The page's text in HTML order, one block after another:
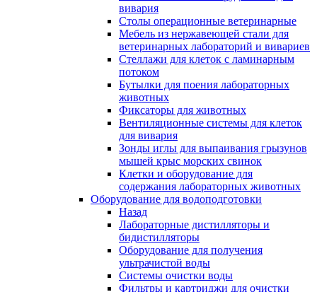
вивария
Столы операционные ветеринарные
Мебель из нержавеющей стали для
ветеринарных лабораторий и вивариев
Стеллажи для клеток с ламинарным
потоком
Бутылки для поения лабораторных
животных
Фиксаторы для животных
Вентиляционные системы для клеток
для вивария
Зонды иглы для выпаивания грызунов
мышей крыс морских свинок
Клетки и оборудование для
содержания лабораторных животных
Оборудование для водоподготовки
Назад
Лабораторные дистилляторы и
бидистилляторы
Оборудование для получения
ультрачистой воды
Системы очистки воды
Фильтры и картриджи для очистки